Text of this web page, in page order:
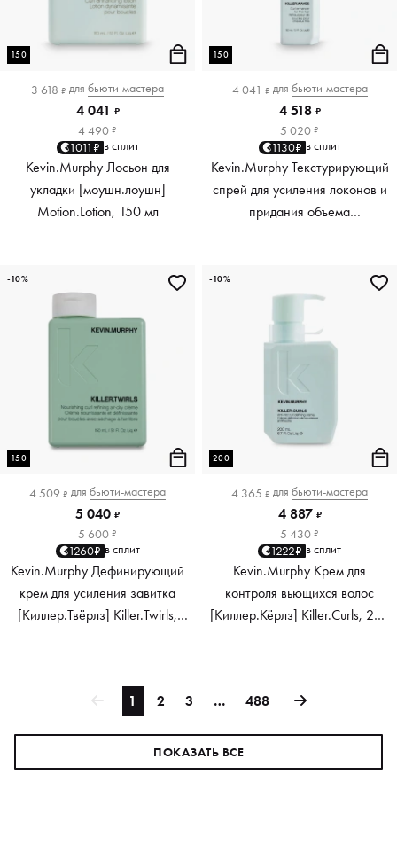
150
3 618 ₽ для бьюти-мастера
4 041 ₽
4 490 ₽
1011₽ в сплит
Kevin.Murphy Лосьон для
укладки [моушн.лоушн]
Motion.Lotion, 150 мл
150
4 041 ₽ для бьюти-мастера
4 518 ₽
5 020 ₽
1130₽ в сплит
Kevin.Murphy Текстурирующий
спрей для усиления локонов и
придания объема
150
4 509 ₽ для бьюти-мастера
5 040 ₽
5 600 ₽
1260₽ в сплит
Kevin.Murphy Дефинирующий
крем для усиления завитка
[Киллер.Твёрлз] Killer.Twirls,
-10%
200
4 365 ₽ для бьюти-мастера
4 887 ₽
5 430 ₽
1222₽ в сплит
Kevin.Murphy Крем для
контроля вьющихся волос
[Киллер.Кёрлз] Killer.Curls, 200
-10%
1 2 3 … 488
ПОКАЗАТЬ ВСЕ